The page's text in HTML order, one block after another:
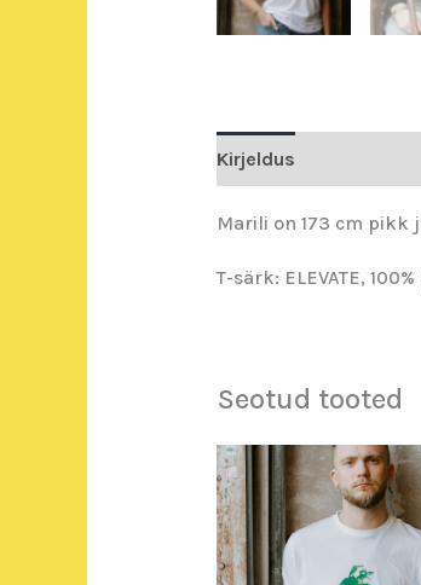
Kirjeldus
Marili on 173 cm pikk
T-särk: ELEVATE,
Seotud tooted